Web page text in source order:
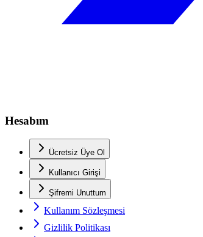
Hesabım
Ücretsiz Üye Ol
Kullanıcı Girişi
Şifremi Unuttum
Kullanım Sözleşmesi
Gizlilik Politikası